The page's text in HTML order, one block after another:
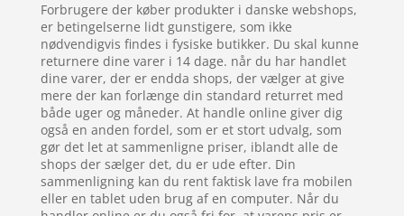
Forbrugere der køber produkter i danske webshops,
er betingelserne lidt gunstigere, som ikke
nødvendigvis findes i fysiske butikker. Du skal kunne
returnere dine varer i 14 dage. når du har handlet
dine varer, der er endda shops, der vælger at give
mere der kan forlænge din standard returret med
både uger og måneder. At handle online giver dig
også en anden fordel, som er et stort udvalg, som
gør det let at sammenligne priser, iblandt alle de
shops der sælger det, du er ude efter. Din
sammenligning kan du rent faktisk lave fra mobilen
eller en tablet uden brug af en computer. Når du